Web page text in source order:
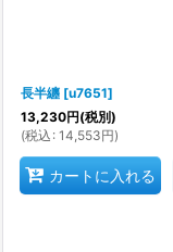
長半纏 [u7651]
13,230円(税別)
(税込 : 14,553円)
カートに入れる